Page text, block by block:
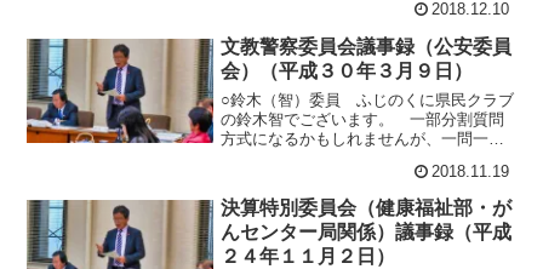
す。 まず、説明書１ページの主要施策
の実施状況及び評価と課題に、「がけ地
近接危険住宅移転事業や宅地造成等規制
法に基づき、宅地等の安全性の確保に努
めた」とありま
2018.12.10
文教警察委員会議事録（公安委員
会）（平成３０年３月９日）
○鈴木（智）委員 ふじのくに県民クラブ
の鈴木智でございます。 一部分割質問
方式になるかもしれませんが、一問一答
ず、ことしの２月から運用が始まりまし
た可搬式速度違反自動取締装置について
お伺いしたいと思います。 あっちこっ
ちでも報道されましたし、最初の場所が
私の地元でよ
2018.11.19
決算特別委員会（健康福祉部・が
んセンター局関係）議事録（平成
２４年１１月２日）